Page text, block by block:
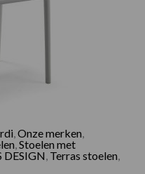
Onze merken
Stoelen met
DESIGN Terras stoelen
Riva Nardi